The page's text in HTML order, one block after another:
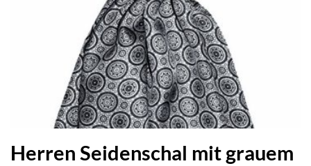
Herren Seidenschal mit grauem